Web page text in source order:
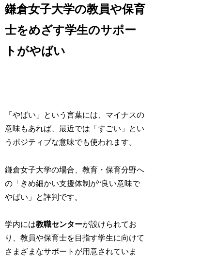
鎌倉女子大学の教員や保育
士をめざす学生のサポー
トがやばい
「やばい」という言葉には、マイナスの
意味もあれば、最近では「すごい」とい
うポジティブな意味でも使われます。
鎌倉女子大学の場合、教育・保育分野へ
の「きめ細かい支援体制が“良い意味で
やばい」と評判です。
学内には教職センターが設けられてお
り、教員や保育士を目指す学生に向けて
さまざまなサポートが用意されていま